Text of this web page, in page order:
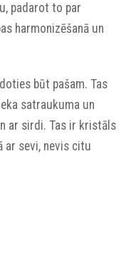
padarot to par
harmonizēšanā un
būt pašam. Tas
satraukuma un
ar sirdi. Tas ir kristāls
ar sevi, nevis citu